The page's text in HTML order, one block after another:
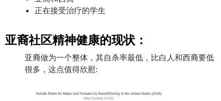
正在接受治疗的学生
亚裔社区精神健康的现状：
亚裔做为一个整体，其自杀率最低，比白人和西裔要低
很多，这点值得欣慰: